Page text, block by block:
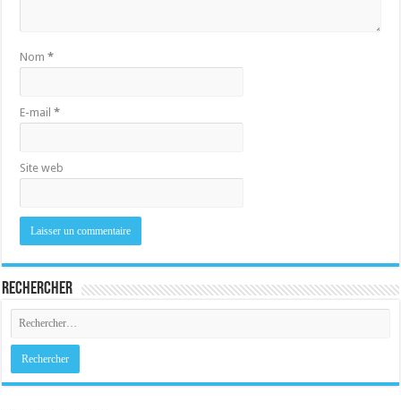
Nom*
E-mail*
Site web
Rechercher